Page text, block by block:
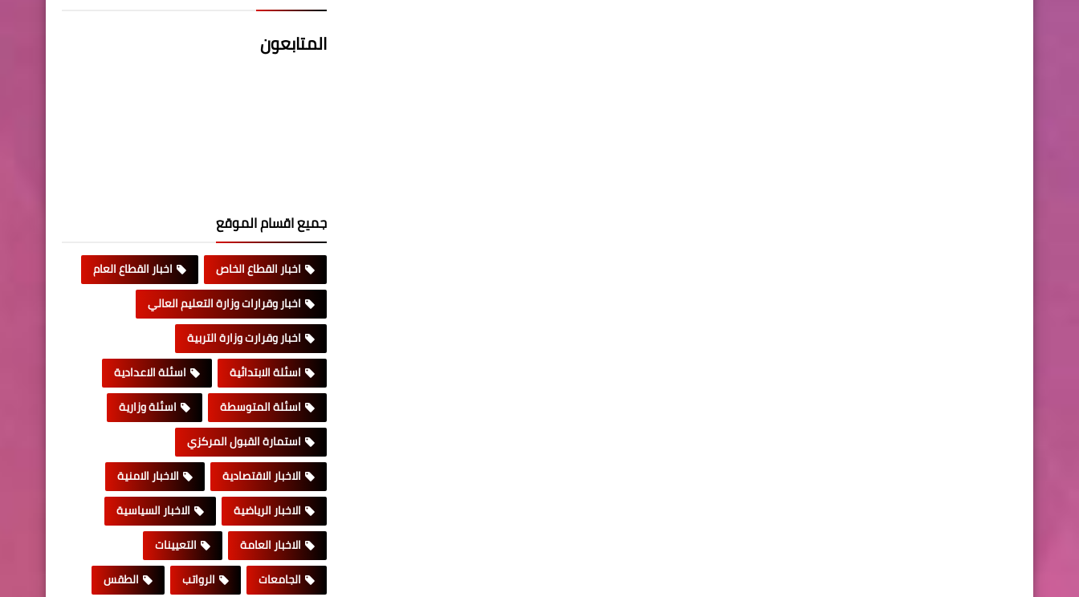
المتابعون
جميع اقسام الموقع
اخبار القطاع الخاص
اخبار القطاع العام
اخبار وقرارات وزارة التعليم العالي
اخبار وقرارت وزارة التربية
اسئلة الابتدائية
اسئلة الاعدادية
اسئلة المتوسطة
اسئلة وزارية
استمارة القبول المركزي
الاخبار الاقتصادية
الاخبار الامنية
الاخبار الرياضية
الاخبار السياسية
الاخبار العامة
التعيينات
الجامعات
الرواتب الطقس